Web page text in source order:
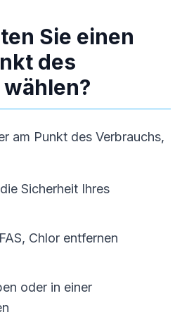
Sie einen
des
am Punkt des Verbrauchs,
Sicherheit Ihres
Chlor entfernen
oder in einer